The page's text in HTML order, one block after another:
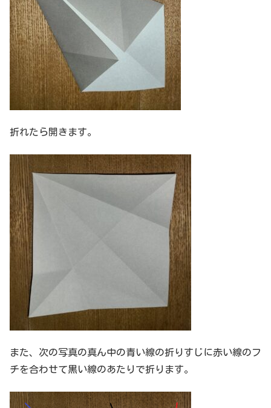
折れたら開きます。
また、次の写真の真ん中の青い線の折りすじに赤い線のフ
チを合わせて黒い線のあたりで折ります。